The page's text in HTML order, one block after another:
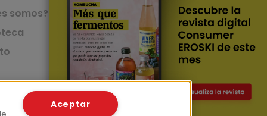
somos?
App de recetas
App del Camino de
Santiago
Aceptar